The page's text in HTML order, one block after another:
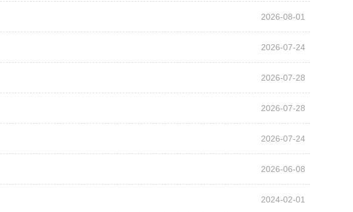
2026-08-01
2026-07-24
2026-07-28
2026-07-28
2026-07-24
2026-06-08
2024-02-01